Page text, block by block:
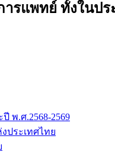
รแพทย์ ทั้งในปร
พ.ศ.2568-2569
ประเทศไทย